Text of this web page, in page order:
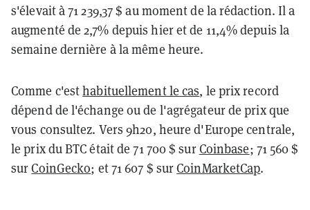
s'élevait à 71 239,37 $ au moment de la rédaction. Il a
augmenté de 2,7% depuis hier et de 11,4% depuis la
semaine dernière à la même heure.
Comme c'esthabituellement le cas, le prix record
dépend de l'échange ou de l'agrégateur de prix que
vous consultez. Vers 9h20, heure d'Europe centrale,
le prix du BTC était de 71 700 $ surCoinbase; 71 560 $
surCoinGecko; et 71 607 $ surCoinMarketCap.